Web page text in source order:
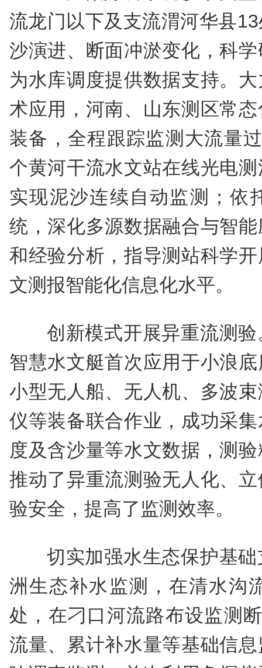
流龙门以下及支流渭河华县
沙演进、断面冲淤变化，科
为水库调度提供数据支持。
术应用，河南、山东测区常
装备，全程跟踪监测大流量
个黄河干流水文站在线光电
实现泥沙连续自动监测；依
统，深化多源数据融合与智
和经验分析，指导测站科学
文测报智能化信息化水平。
创新模式开展异重流测
智慧水文艇首次应用于小浪
小型无人船、无人机、多波
仪等装备联合作业，成功采
度及含沙量等水文数据，测
推动了异重流测验无人化、
验安全，提高了监测效率。
切实加强水生态保护基
洲生态补水监测，在清水沟
处，在刁口河流路布设监测
流量、累计补水量等基础信